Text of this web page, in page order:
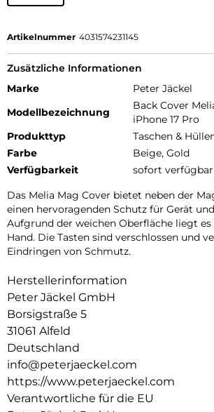
Artikelnummer 4031574231145
Zusätzliche Informationen
Marke
Peter Jäckel
Modellbezeichnung
Back Cover
iPhone 17 Pro
Produkttyp
Taschen &
Farbe
Beige, Gold
Verfügbarkeit
sofort verfügbar
Das Melia Mag Cover bietet neben der
einen hervoragenden Schutz für Gerät
Aufgrund der weichen Oberfläche liegt
Hand. Die Tasten sind verschlossen und
Eindringen von Schmutz.
Herstellerinformation
Peter Jäckel GmbH
Borsigstraße 5
31061 Alfeld
Deutschland
info@peterjaeckel.com
https://www.peterjaeckel.com
Verantwortliche für die EU